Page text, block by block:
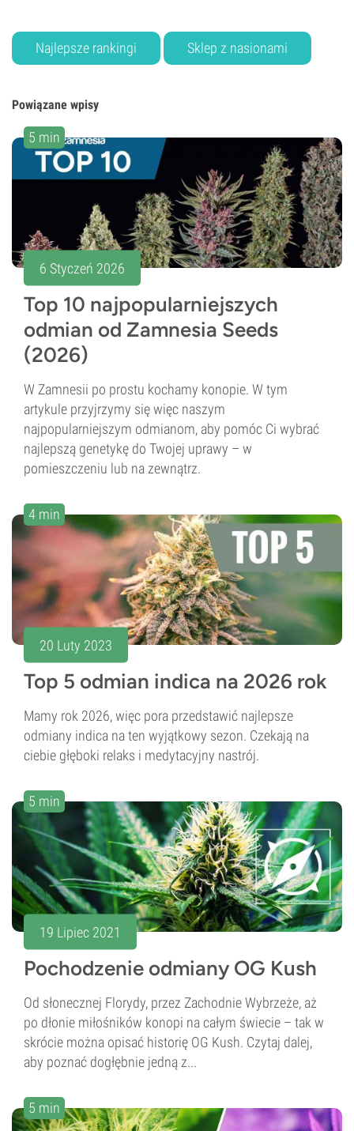
Najlepsze rankingi Sklep z nasionami
Powiązane wpisy
5 min
6 Styczeń 2026
Top 10 najpopularniejszych
odmian od Zamnesia Seeds
(2026)
W Zamnesii po prostu kochamy konopie. W tym
artykule przyjrzymy się więc naszym
najpopularniejszym odmianom, aby pomóc Ci wybrać
najlepszą genetykę do Twojej uprawy – w
pomieszczeniu lub na zewnątrz.
4 min
20 Luty 2023
Top 5 odmian indica na 2026 rok
Mamy rok 2026, więc pora przedstawić najlepsze
odmiany indica na ten wyjątkowy sezon. Czekają na
ciebie głęboki relaks i medytacyjny nastrój.
5 min
19 Lipiec 2021
Pochodzenie odmiany OG Kush
Od słonecznej Florydy, przez Zachodnie Wybrzeże, aż
po dłonie miłośników konopi na całym świecie – tak w
skrócie można opisać historię OG Kush. Czytaj dalej,
aby poznać dogłębnie jedną z...
5 min